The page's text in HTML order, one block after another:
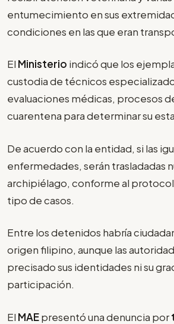
entumecimiento en sus
condiciones en las que eran
El Ministerio indicó que los
custodia de técnicos
evaluaciones médicas, procesos
cuarentena para determinar su
De acuerdo con la entidad, si las
enfermedades, serán trasladadas
archipiélago, conforme al
tipo de casos.
Entre los detenidos habría
origen filipino, aunque las
precisado sus identidades ni su
participación.
El MAEpresentó una denuncia por